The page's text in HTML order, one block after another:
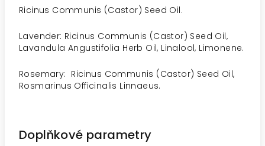
Ricinus Communis (Castor) Seed Oil.
Lavender: Ricinus Communis (Castor) Seed Oil,
Lavandula Angustifolia Herb Oil, Linalool, Limonene.
Rosemary: Ricinus Communis (Castor) Seed Oil,
Rosmarinus Officinalis Linnaeus.
Doplňkové parametry